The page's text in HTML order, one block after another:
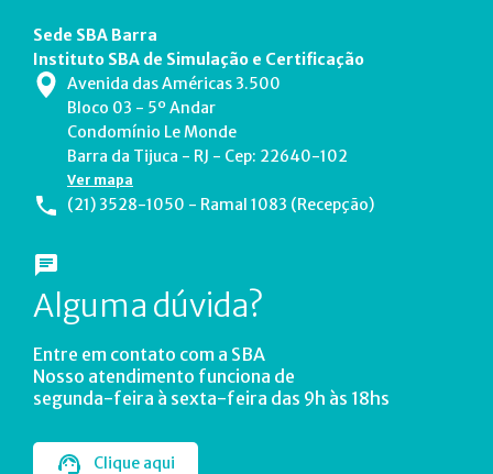
Sede SBA Barra
Instituto SBA de Simulação e Certificação
Avenida das Américas 3.500
Bloco 03 - 5º Andar
Condomínio Le Monde
Barra da Tijuca - RJ - Cep: 22640-102
Ver mapa
(21) 3528-1050 - Ramal 1083 (Recepção)
Alguma dúvida?
Entre em contato com a SBA
Nosso atendimento funciona de
segunda-feira à sexta-feira das 9h às 18hs
Clique aqui